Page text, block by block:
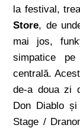
la festival,
Store, de
mai jos,
simpatice
centrală.
de-a doua zi
Don Diablo
Stage /